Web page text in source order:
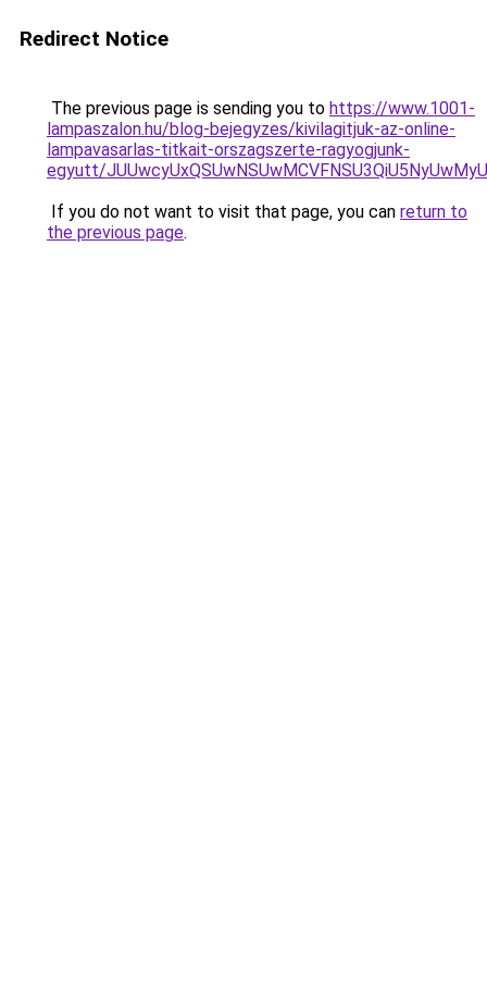
Redirect Notice
The previous page is sending you to https://www.1001-
lampaszalon.hu/blog-bejegyzes/kivilagitjuk-az-online-
lampavasarlas-titkait-orszagszerte-ragyogjunk-
egyutt/
If you do not want to visit that page, you can return to
the previous page.